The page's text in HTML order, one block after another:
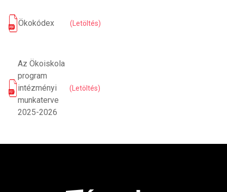
Ökokódex (Letöltés)
Az Ökoiskola
program
intézményi
munkaterve
2025-2026
(Letöltés)